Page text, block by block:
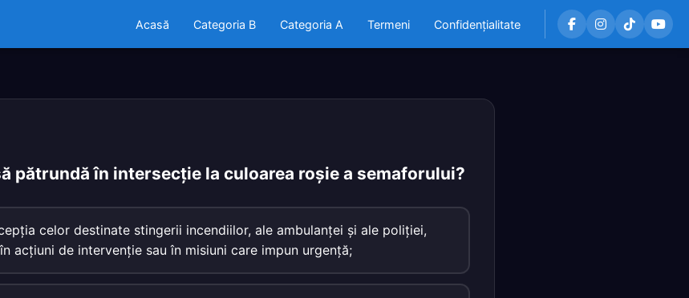
Acasă Categoria B Categoria A Termeni Confidențialitate
pătrundă în intersecţie la culoarea roşie a semaforului?
celor destinate stingerii incendiilor, ale ambulanţei şi ale poliţiei,
acţiuni de intervenţie sau în misiuni care impun urgenţă;